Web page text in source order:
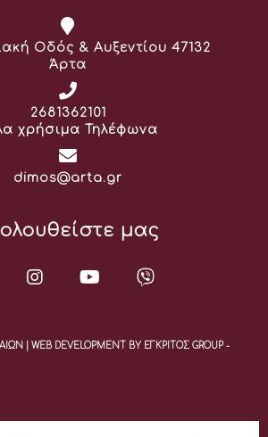
Οδός & Αυξεντίου 47132
Άρτα
Τηλέφωνο:
2681362101
χρήσιμα Τηλέφωνα
Email:
dimos@arta.gr
μας
| WEB DEVELOPMENT BY ΕΓΚΡΙΤΟΣ GROUP -